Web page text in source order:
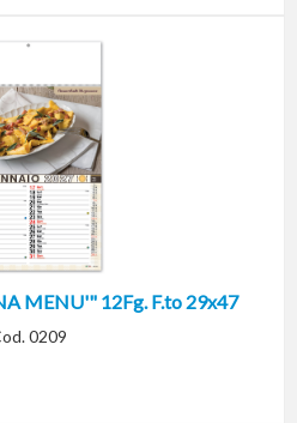
MENU'" 12Fg. F.to 29x47
0209